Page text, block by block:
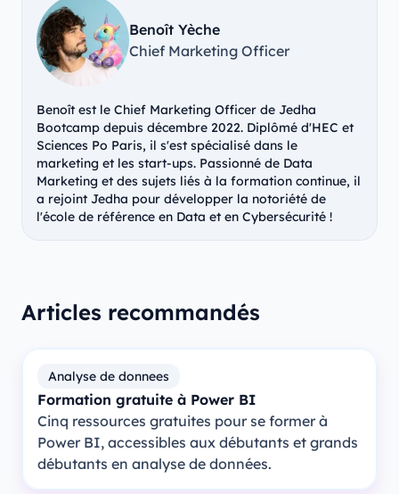
Benoît Yèche
Chief Marketing Officer
Benoît est le Chief Marketing Officer de Jedha
Bootcamp depuis décembre 2022. Diplômé d'HEC et
Sciences Po Paris, il s'est spécialisé dans le
marketing et les start-ups. Passionné de Data
Marketing et des sujets liés à la formation continue, il
a rejoint Jedha pour développer la notoriété de
l'école de référence en Data et en Cybersécurité !
Articles recommandés
Analyse de donnees
Formation gratuite à Power BI
Cinq ressources gratuites pour se former à
Power BI, accessibles aux débutants et grands
débutants en analyse de données.